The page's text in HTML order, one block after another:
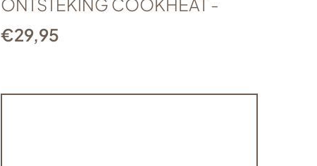
ONTSTEKING COOKHEAT -
€29,95